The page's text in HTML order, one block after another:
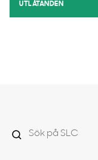
UTLÅTANDEN